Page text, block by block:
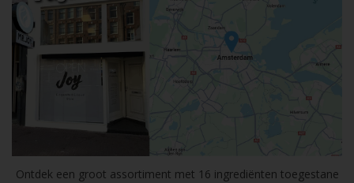
Ontdek een groot assortiment met 16 ingrediënten toegestane